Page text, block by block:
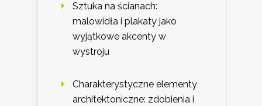
Sztuka na ścianach:
malowidła i plakaty jako
wyjątkowe akcenty w
wystroju
Charakterystyczne elementy
architektoniczne: zdobienia i